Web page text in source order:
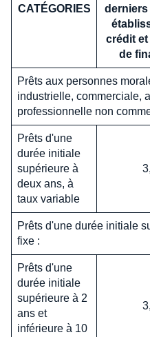
CATÉGORIES
derniers
crédit
de
Prêts aux personnes
industrielle, commerciale,
professionnelle non
Prêts d'une
durée initiale
supérieure à
deux ans, à
taux variable
Prêts d'une durée initiale
fixe :
Prêts d'une
durée initiale
supérieure à 2
ans et
inférieure à 10